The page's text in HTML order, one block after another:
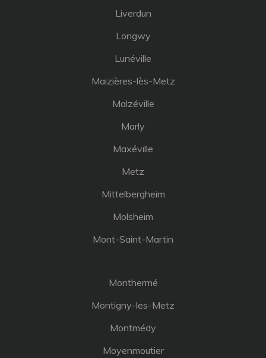
Liverdun
Longwy
Lunéville
Maizières-lès-Metz
Malzéville
Marly
Maxéville
Metz
Mittelbergheim
Molsheim
Mont-Saint-Martin
Monthermé
Montigny-les-Metz
Montmédy
Moyenmoutier